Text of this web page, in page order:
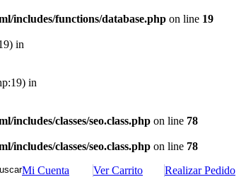
includes/functions/database.php on line 19
in
in
includes/classes/seo.class.php on line 78
includes/classes/seo.class.php on line 78
Realizar Pedido
Ver Carrito
Mi Cuenta